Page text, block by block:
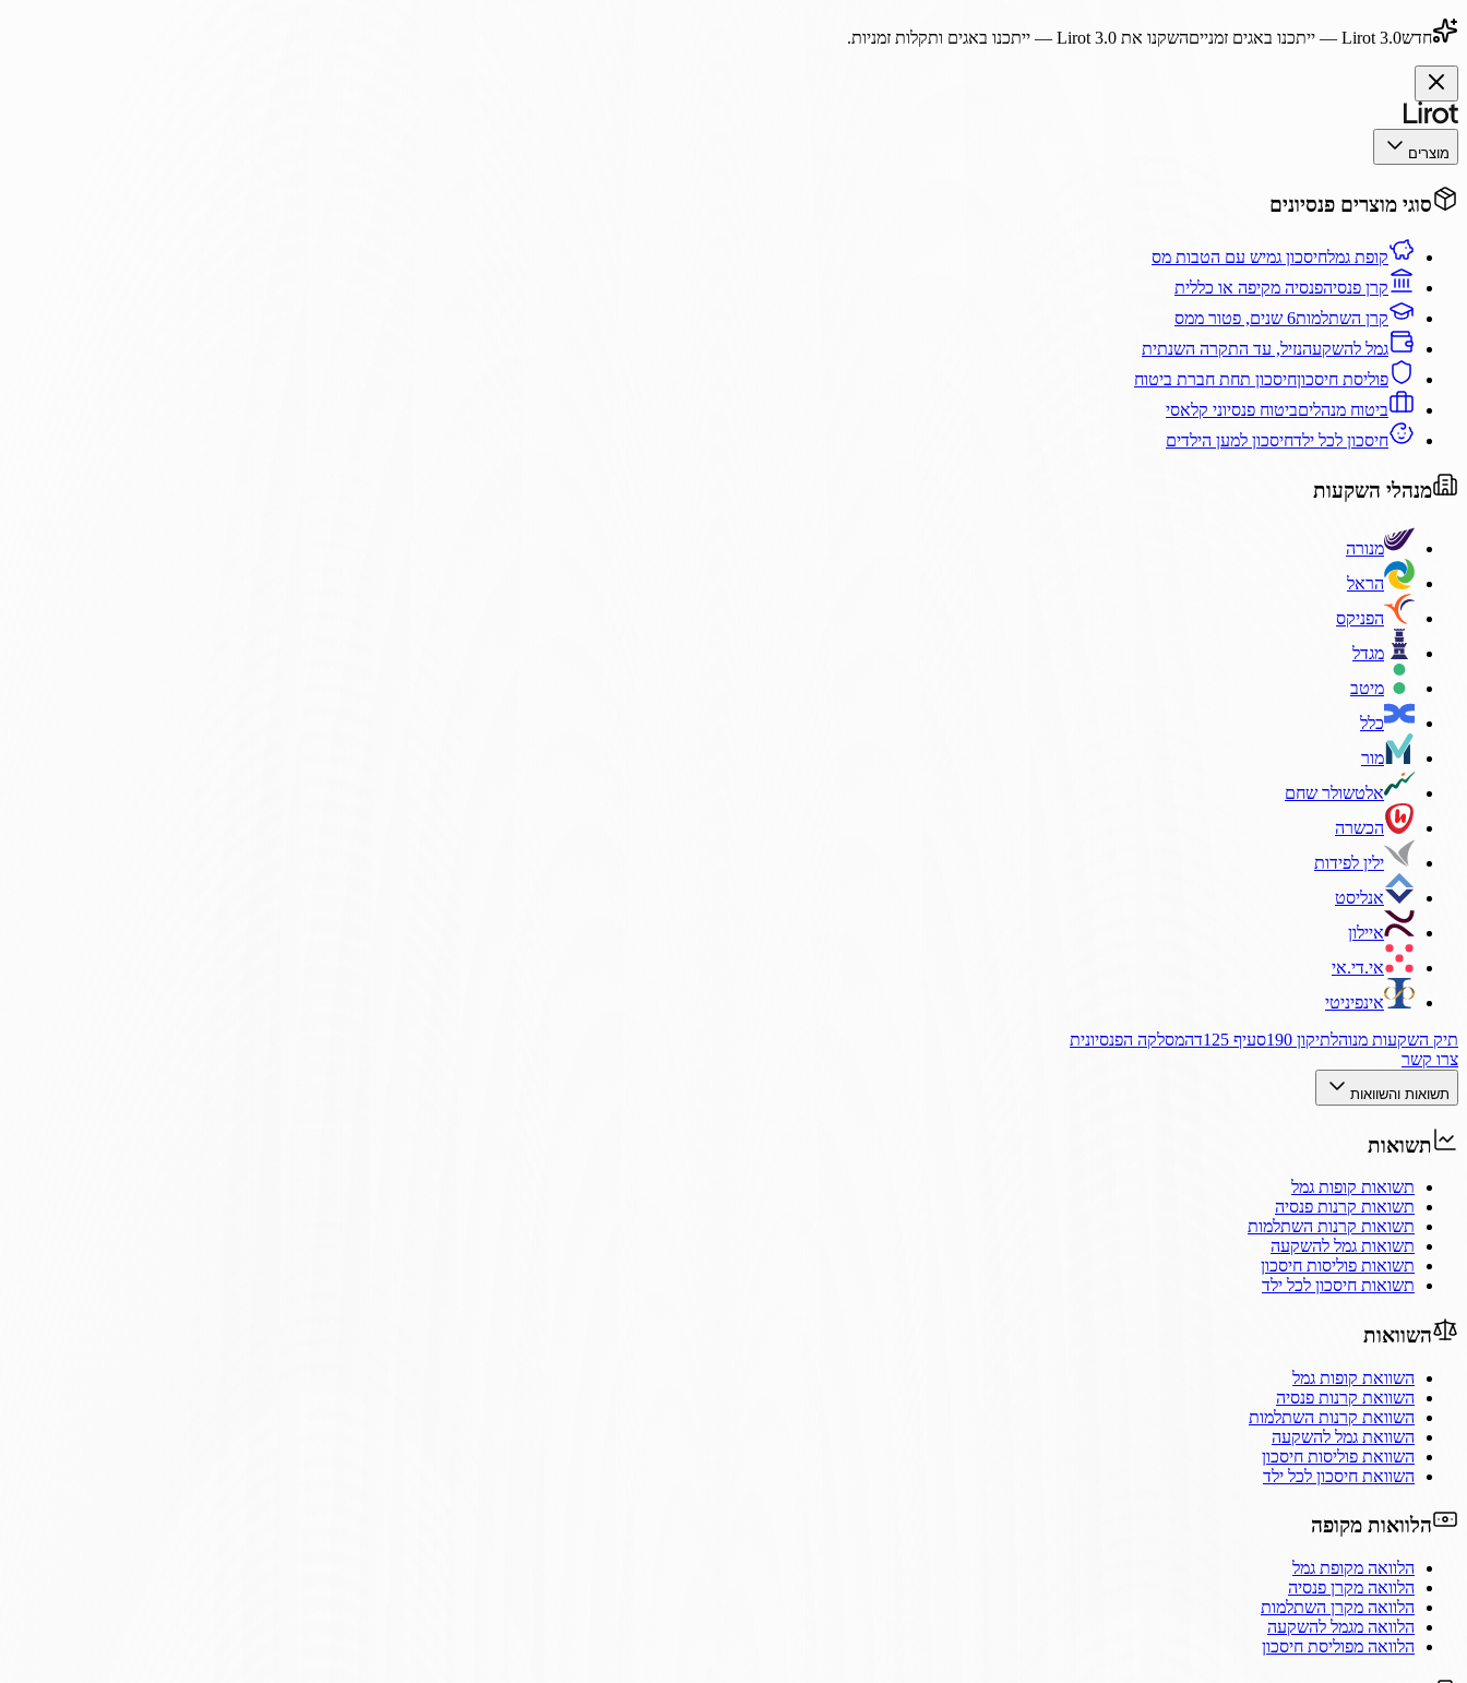
חדשLirot 3.0 — ייתכנו באגים זמנייםהשקנו את Lirot 3.0 — ייתכנו באגים ותקלות זמניות.
מוצרים
סוגי מוצרים פנסיונים
קופת גמלחיסכון גמיש עם הטבות מס
קרן פנסיהפנסיה מקיפה או כללית
קרן השתלמות6 שנים, פטור ממס
גמל להשקעהנזיל, עד התקרה השנתית
פוליסת חיסכוןחיסכון תחת חברת ביטוח
ביטוח מנהליםביטוח פנסיוני קלאסי
חיסכון לכל ילדחיסכון למען הילדים
מנהלי השקעות
מנורה
הראל
הפניקס
מגדל
מיטב
כלל
מור
אלטשולר שחם
הכשרה
ילין לפידות
אנליסט
איילון
אי.די.אי
אינפיניטי
תיק השקעות מנוהלתיקון 190 סעיף 125ד
המסלקה הפנסיונית
צרו קשר
תשואות והשוואות
תשואות
תשואות קופות גמל
תשואות קרנות פנסיה
תשואות קרנות השתלמות
תשואות גמל להשקעה
תשואות פוליסות חיסכון
תשואות חיסכון לכל ילד
השוואות
השוואת קופות גמל
השוואת קרנות פנסיה
השוואת קרנות השתלמות
השוואת גמל להשקעה
השוואת פוליסות חיסכון
השוואת חיסכון לכל ילד
הלוואות מקופה
הלוואה מקופת גמל
הלוואה מקרן פנסיה
הלוואה מקרן השתלמות
הלוואה מגמל להשקעה
הלוואה מפוליסת חיסכון